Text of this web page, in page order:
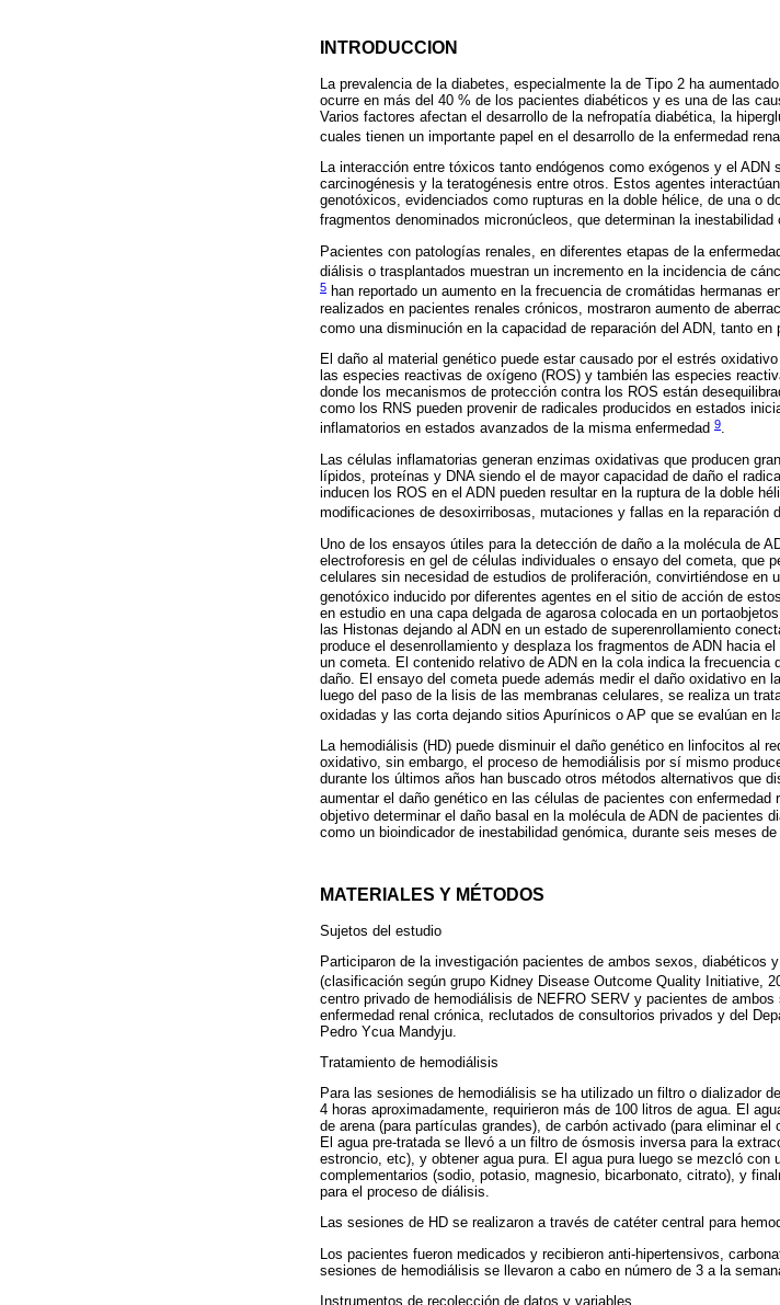
INTRODUCCION
La prevalencia de la diabetes, especialmente la de Tipo 2 ha
ocurre en más del 40 % de los pacientes diabéticos y es una de las
Varios factores afectan el desarrollo de la nefropatía diabética, la
cuales tienen un importante papel en el desarrollo de la enfermedad
La interacción entre tóxicos tanto endógenos como exógenos y el
carcinogénesis y la teratogénesis entre otros. Estos agentes
genotóxicos, evidenciados como rupturas en la doble hélice, de una o
fragmentos denominados micronúcleos, que determinan la inestabilidad
Pacientes con patologías renales, en diferentes etapas de la
diálisis o trasplantados muestran un incremento en la incidencia de
5 han reportado un aumento en la frecuencia de cromátidas hermanas
realizados en pacientes renales crónicos, mostraron aumento de
como una disminución en la capacidad de reparación del ADN, tanto
El daño al material genético puede estar causado por el estrés
las especies reactivas de oxígeno (ROS) y también las especies
donde los mecanismos de protección contra los ROS están
como los RNS pueden provenir de radicales producidos en estados
inflamatorios en estados avanzados de la misma enfermedad 9.
Las células inflamatorias generan enzimas oxidativas que producen
lípidos, proteínas y DNA siendo el de mayor capacidad de daño el
inducen los ROS en el ADN pueden resultar en la ruptura de la doble
modificaciones de desoxirribosas, mutaciones y fallas en la reparación
Uno de los ensayos útiles para la detección de daño a la molécula de
electroforesis en gel de células individuales o ensayo del cometa, que
celulares sin necesidad de estudios de proliferación, convirtiéndose en
genotóxico inducido por diferentes agentes en el sitio de acción de estos
en estudio en una capa delgada de agarosa colocada en un
las Histonas dejando al ADN en un estado de superenrollamiento
produce el desenrollamiento y desplaza los fragmentos de ADN hacia
un cometa. El contenido relativo de ADN en la cola indica la
daño. El ensayo del cometa puede además medir el daño oxidativo en
luego del paso de la lisis de las membranas celulares, se realiza un
oxidadas y las corta dejando sitios Apurínicos o AP que se evalúan en
La hemodiálisis (HD) puede disminuir el daño genético en linfocitos al
oxidativo, sin embargo, el proceso de hemodiálisis por sí mismo
durante los últimos años han buscado otros métodos alternativos que
aumentar el daño genético en las células de pacientes con enfermedad
objetivo determinar el daño basal en la molécula de ADN de pacientes
como un bioindicador de inestabilidad genómica, durante seis meses de
MATERIALES Y MÉTODOS
Sujetos del estudio
Participaron de la investigación pacientes de ambos sexos, diabéticos
(clasificación según grupo Kidney Disease Outcome Quality Initiative,
centro privado de hemodiálisis de NEFRO SERV y pacientes de
enfermedad renal crónica, reclutados de consultorios privados y del
Pedro Ycua Mandyju.
Tratamiento de hemodiálisis
Para las sesiones de hemodiálisis se ha utilizado un filtro o dializador
4 horas aproximadamente, requirieron más de 100 litros de agua. El
de arena (para partículas grandes), de carbón activado (para eliminar
El agua pre-tratada se llevó a un filtro de ósmosis inversa para la
estroncio, etc), y obtener agua pura. El agua pura luego se mezcló
complementarios (sodio, potasio, magnesio, bicarbonato, citrato), y
para el proceso de diálisis.
Las sesiones de HD se realizaron a través de catéter central para
Los pacientes fueron medicados y recibieron anti-hipertensivos,
sesiones de hemodiálisis se llevaron a cabo en número de 3 a la
Instrumentos de recolección de datos y variables